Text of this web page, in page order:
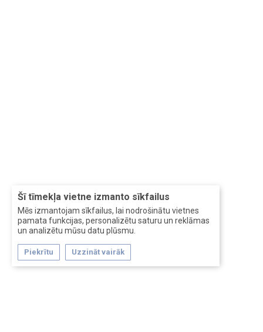
Šī tīmekļa vietne izmanto sīkfailus
Mēs izmantojam sīkfailus, lai nodrošinātu vietnes
pamata funkcijas, personalizētu saturu un reklāmas
un analizētu mūsu datu plūsmu.
Piekrītu Uzzināt vairāk